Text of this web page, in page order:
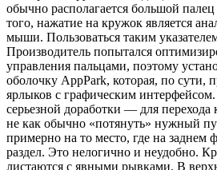
обычно располагается большой
того, нажатие на кружок является
мыши. Пользоваться таким
Производитель попытался
управления пальцами, поэтому
оболочку AppPark, которая, по сути,
ярлыков с графическим
серьезной доработки — для перехода
не как обычно «потянуть» нужный
примерно на то место, где на заднем
раздел. Это нелогично и неудобно.
листаются с явными рывками. В